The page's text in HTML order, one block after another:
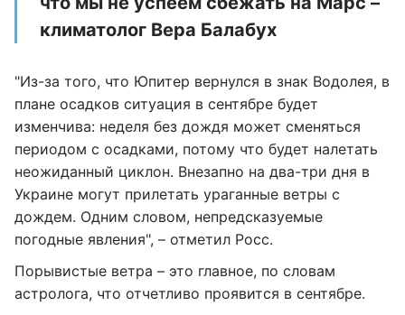
климатолог Вера Балабух
"Из-за того, что Юпитер вернулся в знак Водолея, в
плане осадков ситуация в сентябре будет
изменчива: неделя без дождя может сменяться
периодом с осадками, потому что будет налетать
неожиданный циклон. Внезапно на два-три дня в
Украине могут прилетать ураганные ветры с
дождем. Одним словом, непредсказуемые
погодные явления", – отметил Росс.
Порывистые ветра – это главное, по словам
астролога, что отчетливо проявится в сентябре.